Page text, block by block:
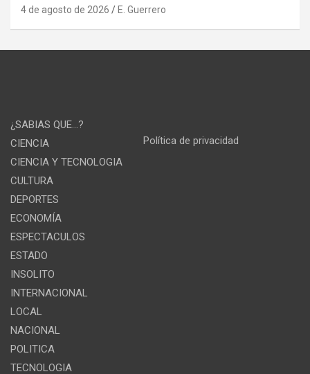
4 de agosto de 2026 E. Guerrero
¿SABIAS QUE…?
CIENCIA
CIENCIA Y TECNOLOGIA
CULTURA
DEPORTES
ECONOMÍA
ESPECTACULOS
ESTADO
INSOLITO
INTERNACIONAL
LOCAL
NACIONAL
POLITICA
TECNOLOGIA
Política de privacidad